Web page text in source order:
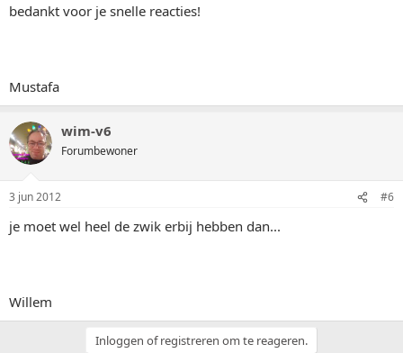
bedankt voor je snelle reacties!
Mustafa
wim-v6
Forumbewoner
3 jun 2012 #6
je moet wel heel de zwik erbij hebben dan...
Willem
Inloggen of registreren om te reageren.